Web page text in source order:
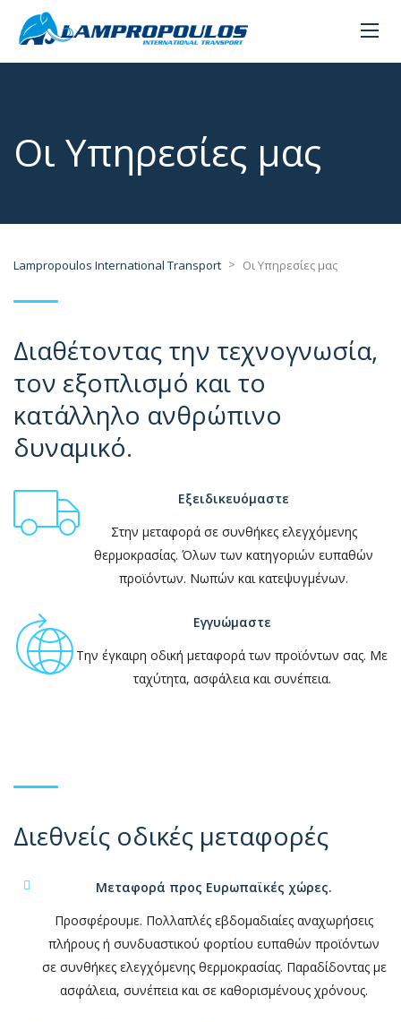
Οι Υπηρεσίες μας
Lampropoulos International Transport > Οι Υπηρεσίες μας
Διαθέτοντας την τεχνογνωσία,
τον εξοπλισμό και το
κατάλληλο ανθρώπινο
δυναμικό.
Εξειδικευόμαστε
Στην μεταφορά σε συνθήκες ελεγχόμενης
θερμοκρασίας. Όλων των κατηγοριών ευπαθών
προϊόντων. Νωπών και κατεψυγμένων.
Εγγυώμαστε
Την έγκαιρη οδική μεταφορά των προϊόντων σας. Με
ταχύτητα, ασφάλεια και συνέπεια.
Διεθνείς οδικές μεταφορές
Μεταφορά προς Ευρωπαϊκές χώρες.
Προσφέρουμε. Πολλαπλές εβδομαδιαίες αναχωρήσεις
πλήρους ή συνδυαστικού φορτίου ευπαθών προϊόντων
σε συνθήκες ελεγχόμενης θερμοκρασίας. Παραδίδοντας με
ασφάλεια, συνέπεια και σε καθορισμένους χρόνους.